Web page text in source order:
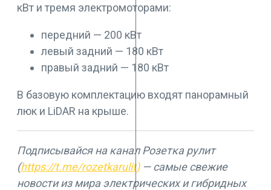
кВт и тремя электромоторами:
передний — 200 кВт
левый задний — 180 кВт
правый задний — 180 кВт
В базовую комплектацию входят панорамный
люк и LiDAR на крыше.
Подписывайся на канал Розетка рулит
(https://t.me/rozetkarulit)— самые свежие
новости из мира электрических и гибридных